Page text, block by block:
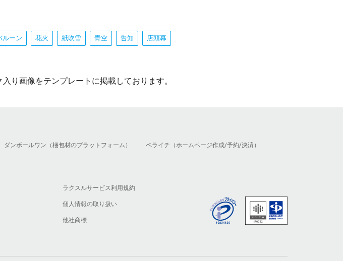
ルーン 花火 紙吹雪 青空 告知 店頭幕
り画像をテンプレートに掲載しております。
ダンボールワン（梱包材のプラットフォーム） ペライチ（ホームページ作成/予約/決済）
ラクスルサービス利用規約
個人情報の取り扱い
他社商標